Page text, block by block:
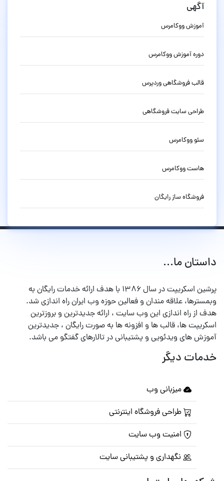
آگهی
آموزش ووکامرس
دوره آموزش ووکامرس
قالب فروشگاهی وردپرس
طراحی سایت فروشگاهی
سئو ووکامرس
هاست ووکامرس
فروشگاه ساز رایگان
داستان ما...
پرشین اسکریپت در سال ۱۳۸۶ با هدف ارائه خدمات رایگان به
وبمسترها، علاقه مندان و فعالین حوزه وب ایران راه اندازی شد.
هدف از راه اندازی این وب سایت ، ارائه جدیدترین و بروزترین
اسکریپت ها، قالب ها و افزونه ها به صورت رایگان ، جدیدترین
آموزش های ویدئویی و پشتیبانی در تالارهای گفتگو می باشد.
خدمات دیگر
میزبانی وب
طراحی فروشگاه اینترنتی
امنیت وب سایت
نگهداری و پشتیبانی سایت